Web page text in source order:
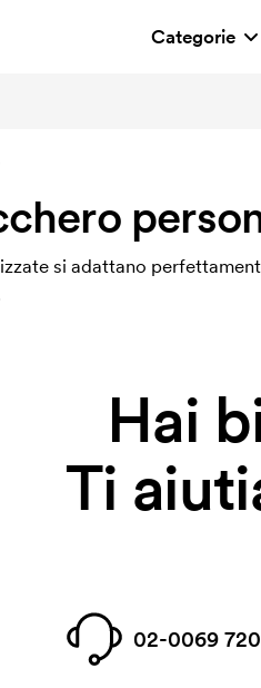
Categorie
si adattano
Hai
Ti
02-0069